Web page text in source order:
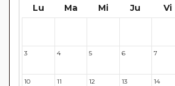
Lu Ma Mi Ju Vi
3 4 5 6 7
10 11 12 13 14